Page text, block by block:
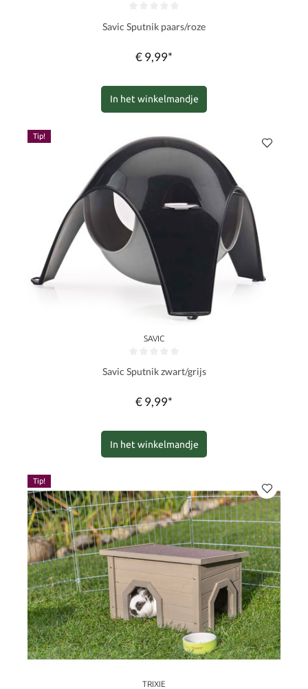
Savic Sputnik paars/roze
€ 9,99*
In het winkelmandje
Tip!
SAVIC
Savic Sputnik zwart/grijs
€ 9,99*
In het winkelmandje
Tip!
TRIXIE